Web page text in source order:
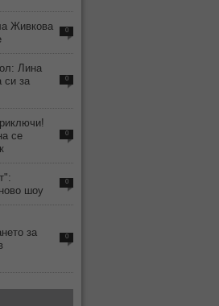
Живкова
0
Лина
си за
0
се
0
шоу
0
за
0